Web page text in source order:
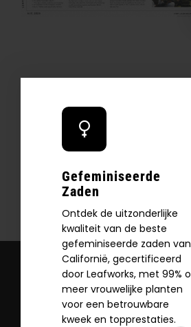
Gefeminiseerde
Zaden
Ontdek de uitzonderlijke
kwaliteit van de beste
gefeminiseerde zaden van
Californië, gecertificeerd
door Leafworks, met 99%
meer vrouwelijke planten
voor een betrouwbare
kweek en topprestaties.